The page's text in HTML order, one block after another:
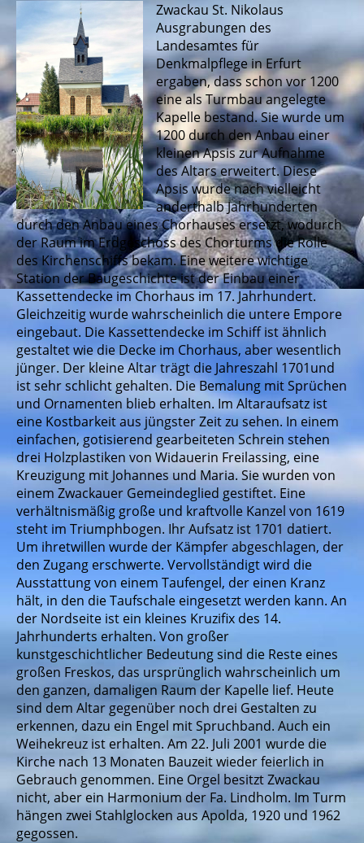
Zwackau St. Nikolaus
Ausgrabungen des
Landesamtes für
Denkmalpflege in Erfurt
ergaben, dass schon vor 1200
eine als Turmbau angelegte
Kapelle bestand. Sie wurde um
1200 durch den Anbau einer
kleinen Apsis zur Aufnahme
des Altars erweitert. Diese
Apsis wurde nach vielleicht
anderthalb Jahrhunderten
durch den Anbau eines Chorhauses ersetzt, wodurch
der Raum im Erdgeschoss des Chorturms die Rolle
des Kirchenschiffs bekam. Eine weitere wichtige
Station der Baugeschichte ist der Einbau einer
Kassettendecke im Chorhaus im 17. Jahrhundert.
Gleichzeitig wurde wahrscheinlich die untere Empore
eingebaut. Die Kassettendecke im Schiff ist ähnlich
gestaltet wie die Decke im Chorhaus, aber wesentlich
jünger. Der kleine Altar trägt die Jahreszahl 1701und
ist sehr schlicht gehalten. Die Bemalung mit Sprüchen
und Ornamenten blieb erhalten. Im Altaraufsatz ist
eine Kostbarkeit aus jüngster Zeit zu sehen. In einem
einfachen, gotisierend gearbeiteten Schrein stehen
drei Holzplastiken von Widauerin Freilassing, eine
Kreuzigung mit Johannes und Maria. Sie wurden von
einem Zwackauer Gemeindeglied gestiftet. Eine
verhältnismäßig große und kraftvolle Kanzel von 1619
steht im Triumphbogen. Ihr Aufsatz ist 1701 datiert.
Um ihretwillen wurde der Kämpfer abgeschlagen, der
den Zugang erschwerte. Vervollständigt wird die
Ausstattung von einem Taufengel, der einen Kranz
hält, in den die Taufschale eingesetzt werden kann. An
der Nordseite ist ein kleines Kruzifix des 14.
Jahrhunderts erhalten. Von großer
kunstgeschichtlicher Bedeutung sind die Reste eines
großen Freskos, das ursprünglich wahrscheinlich um
den ganzen, damaligen Raum der Kapelle lief. Heute
sind dem Altar gegenüber noch drei Gestalten zu
erkennen, dazu ein Engel mit Spruchband. Auch ein
Weihekreuz ist erhalten. Am 22. Juli 2001 wurde die
Kirche nach 13 Monaten Bauzeit wieder feierlich in
Gebrauch genommen. Eine Orgel besitzt Zwackau
nicht, aber ein Harmonium der Fa. Lindholm. Im Turm
hängen zwei Stahlglocken aus Apolda, 1920 und 1962
gegossen.